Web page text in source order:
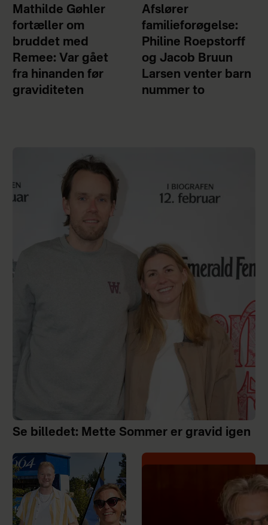
Mathilde Gøhler
fortæller om
bruddet med
Remee: Var gået
fra hinanden før
graviditeten
Afslører
familieforøgelse:
Philine Roepstorff
og Jacob Bruun
Larsen venter barn
nummer to
Se billedet: Mette Sommer er gravid igen